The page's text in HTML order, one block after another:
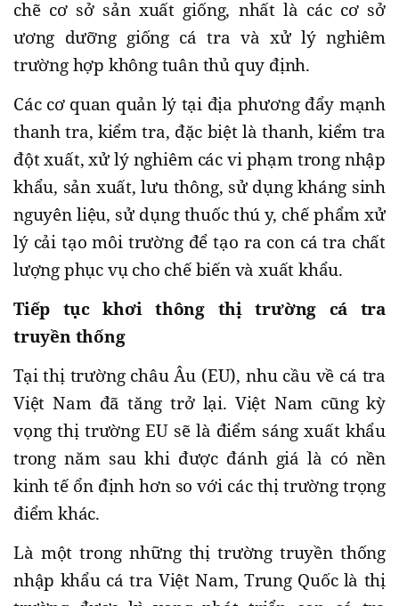
chẽ cơ sở sản xuất giống, nhất là các cơ sở
ương dưỡng giống cá tra và xử lý nghiêm
trường hợp không tuân thủ quy định.
Các cơ quan quản lý tại địa phương đẩy mạnh
thanh tra, kiểm tra, đặc biệt là thanh, kiểm tra
đột xuất, xử lý nghiêm các vi phạm trong nhập
khẩu, sản xuất, lưu thông, sử dụng kháng sinh
nguyên liệu, sử dụng thuốc thú y, chế phẩm xử
lý cải tạo môi trường để tạo ra con cá tra chất
lượng phục vụ cho chế biến và xuất khẩu.
Tiếp tục khơi thông thị trường cá tra
truyền thống
Tại thị trường châu Âu (EU), nhu cầu về cá tra
Việt Nam đã tăng trở lại. Việt Nam cũng kỳ
vọng thị trường EU sẽ là điểm sáng xuất khẩu
trong năm sau khi được đánh giá là có nền
kinh tế ổn định hơn so với các thị trường trọng
điểm khác.
Là một trong những thị trường truyền thống
nhập khẩu cá tra Việt Nam, Trung Quốc là thị